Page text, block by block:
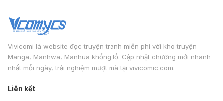
Vivicomi là website đọc truyện tranh miễn phí với kho truyện
Manga, Manhwa, Manhua khổng lồ. Cập nhật chương mới nhanh
nhất mỗi ngày, trải nghiệm mượt mà tại vivicomic.com.
Liên kết